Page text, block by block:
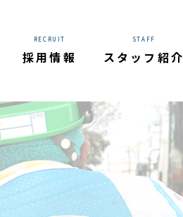
RECRUIT
採用情報
STAFF
スタッフ紹介